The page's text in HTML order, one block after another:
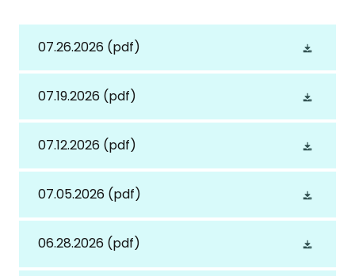
07.26.2026 (pdf)
07.19.2026 (pdf)
07.12.2026 (pdf)
07.05.2026 (pdf)
06.28.2026 (pdf)